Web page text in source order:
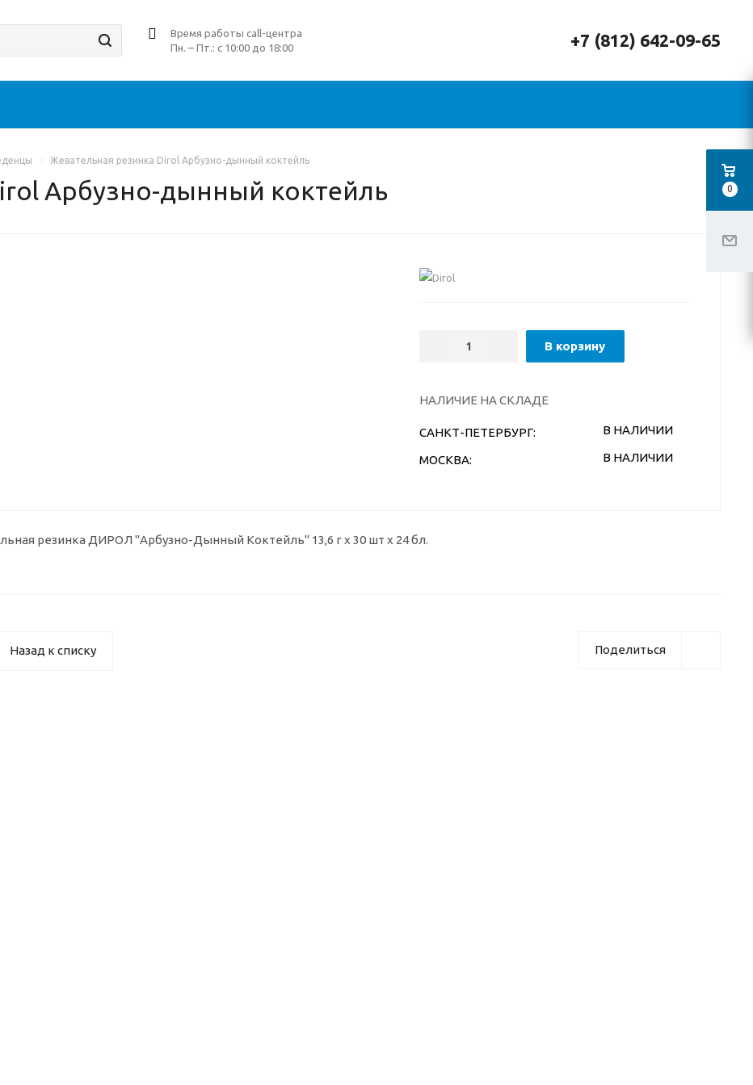
+7 (812) 642-09-65
Время работы call-центра
Пн. – Пт.: с 10:00 до 18:00
Жевательная резинка Dirol Арбузно-дынный коктейль
Арбузно-дынный коктейль
В корзину
НАЛИЧИЕ НА СКЛАДЕ
САНКТ-ПЕТЕРБУРГ: В НАЛИЧИИ
МОСКВА: В НАЛИЧИИ
резинка ДИРОЛ "Арбузно-Дынный Коктейль" 13,6 г х 30 шт х 24 бл.
Поделиться
Назад к списку
0